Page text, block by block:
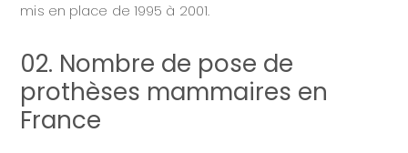
mis en place de 1995 à 2001.
02. Nombre de pose de
prothèses mammaires en
France